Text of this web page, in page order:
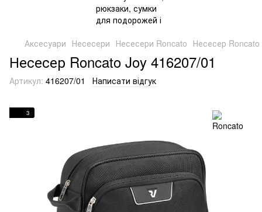
Аксесуари Несесери Несесери Roncato Несесер
Несесер Roncato Joy 416207/01
Артикул: 416207/01 Написати відгук
3